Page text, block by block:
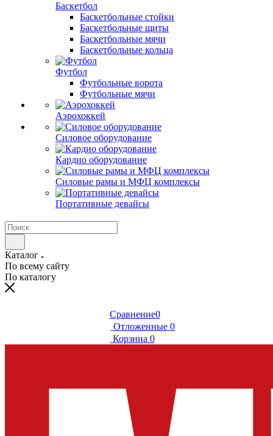
Баскетбол
Баскетбольные стойки
Баскетбольные щиты
Баскетбольные мячи
Баскетбольные кольца
Футбол
Футбольные ворота
Футбольные мячи
Аэрохоккей
Силовое оборудование
Кардио оборудование
Силовые рамы и МФЦ комплексы
Портативные девайсы
Каталог
По всему сайту
По каталогу
Сравнение0
Отложенные 0
Корзина 0